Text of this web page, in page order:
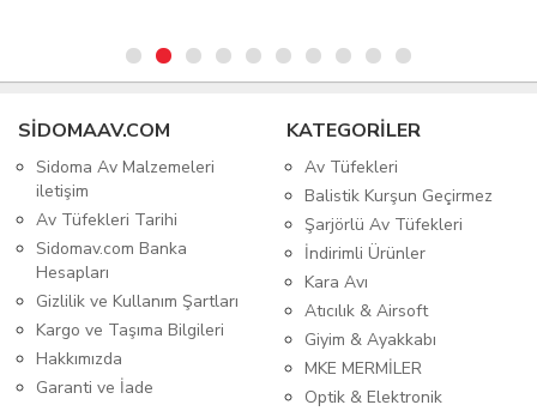
SIDOMAAV.COM
Sidoma Av Malzemeleri
iletişim
Av Tüfekleri Tarihi
Sidomav.com Banka
Hesapları
Gizlilik ve Kullanım Şartları
Kargo ve Taşıma Bilgileri
Hakkımızda
Garanti ve İade
KATEGORİLER
Av Tüfekleri
Balistik Kurşun Geçirmez
Şarjörlü Av Tüfekleri
İndirimli Ürünler
Kara Avı
Atıcılık & Airsoft
Giyim & Ayakkabı
MKE MERMİLER
Optik & Elektronik